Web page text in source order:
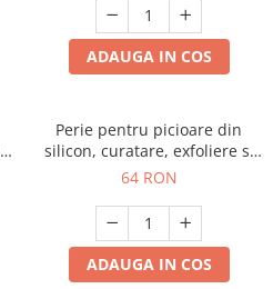
ADAUGA IN COS
Perie pentru picioare din
silicon, curatare, exfoliere si
masaj
64 RON
ADAUGA IN COS